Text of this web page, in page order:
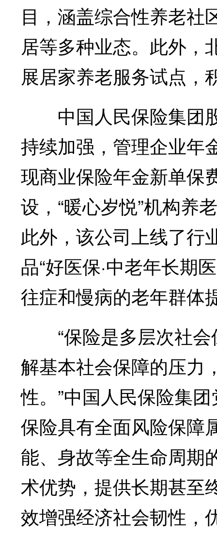
目，涵盖综合性养老社
居等多种业态。此外，
展居家养老服务试点，
中国人民保险集团
持续加强，管理企业年
现商业保险年金新单保
设，“暖心岁悦”机构养
此外，该公司上线了行
品“好医保·中老年长期
往症和慢病的老年群体
“保险是多层次社会
解基本社会保障的压力
性。”中国人民保险集
保险具有全面风险保障
能、身故等全生命周期
术优势，提供长期甚至
效增强经济社会韧性，